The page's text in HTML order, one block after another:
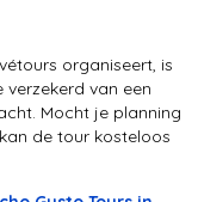
organiseert, is
van een
Mocht je planning
de tour kosteloos